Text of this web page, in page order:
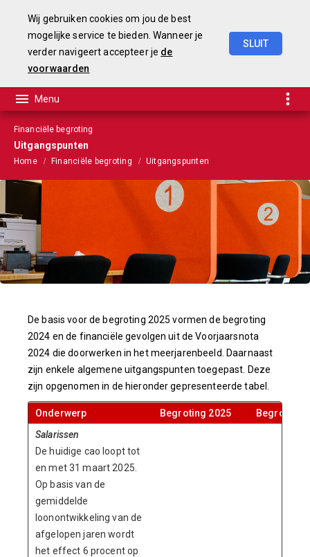
Wij gebruiken cookies om jou de best
mogelijke service te bieden. Wanneer je
verder navigeert accepteer je de
voorwaarden
SLUIT
Financiële begroting
Uitgangspunten
Home Financiële begroting Uitgangspunten
De basis voor de begroting 2025 vormen de begroting
2024 en de financiële gevolgen uit de Voorjaarsnota
2024 die doorwerken in het meerjarenbeeld. Daarnaast
zijn enkele algemene uitgangspunten toegepast. Deze
zijn opgenomen in de hieronder gepresenteerde tabel.
Onderwerp Begroting 2025
Begroting
Salarissen
De huidige cao loopt tot
en met 31 maart 2025.
Op basis van de
gemiddelde
loonontwikkeling van de
afgelopen jaren wordt
het effect 6 procent op